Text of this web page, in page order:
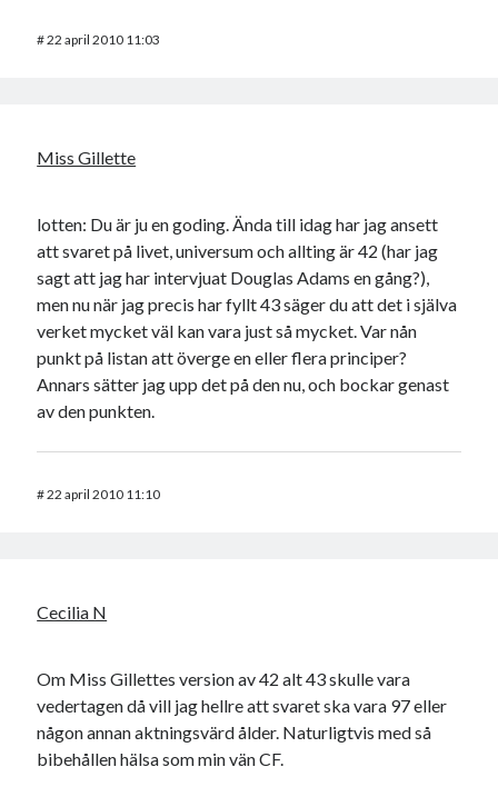
#22 april 2010 11:03
Miss Gillette
lotten: Du är ju en goding. Ända till idag har jag ansett
att svaret på livet, universum och allting är 42 (har jag
sagt att jag har intervjuat Douglas Adams en gång?),
men nu när jag precis har fyllt 43 säger du att det i själva
verket mycket väl kan vara just så mycket. Var nån
punkt på listan att överge en eller flera principer?
Annars sätter jag upp det på den nu, och bockar genast
av den punkten.
#22 april 2010 11:10
Cecilia N
Om Miss Gillettes version av 42 alt 43 skulle vara
vedertagen då vill jag hellre att svaret ska vara 97 eller
någon annan aktningsvärd ålder. Naturligtvis med så
bibehållen hälsa som min vän CF.